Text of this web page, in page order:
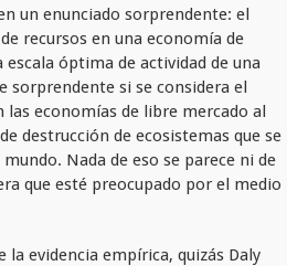
un enunciado sorprendente: el
recursos en una economía de
óptima de actividad de una
sorprendente si se considera el
las economías de libre mercado al
destrucción de ecosistemas que se
Nada de eso se parece ni de
que esté preocupado por el medio
evidencia empírica, quizás Daly